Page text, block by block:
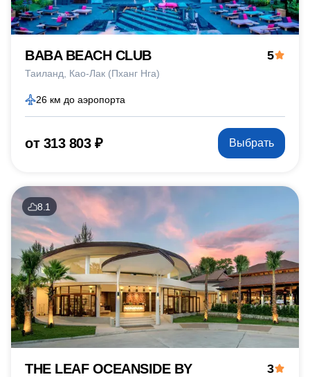
BABA BEACH CLUB
Таиланд Као-Лак (Пханг Нга)
5
26 км до аэропорта
от 313 803 ₽ Выбрать
8.1
THE LEAF OCEANSIDE BY
3